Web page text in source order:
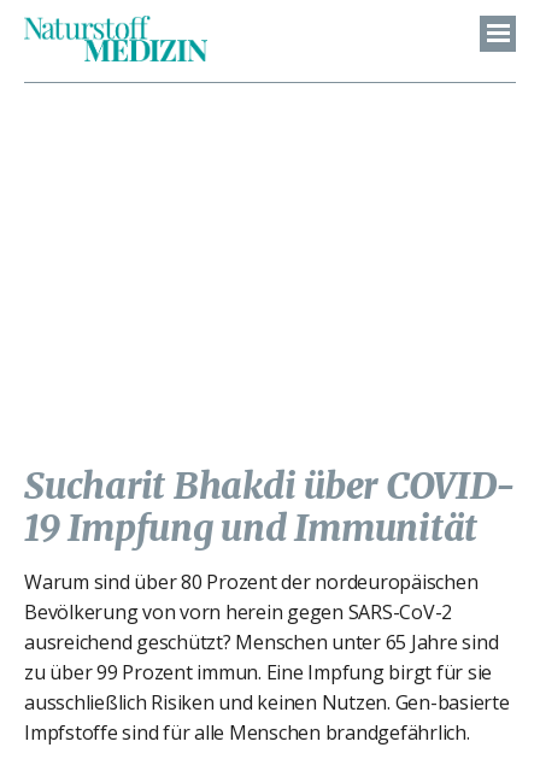
Sucharit Bhakdi über COVID-
19 Impfung und Immunität
Warum sind über 80 Prozent der nordeuropäischen
Bevölkerung von vorn herein gegen SARS-CoV-2
ausreichend geschützt? Menschen unter 65 Jahre sind
zu über 99 Prozent immun. Eine Impfung birgt für sie
ausschließlich Risiken und keinen Nutzen. Gen-basierte
Impfstoffe sind für alle Menschen brandgefährlich.